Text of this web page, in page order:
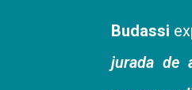
Budassi
jurada de